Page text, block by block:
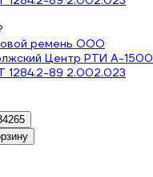
ремень ООО
Центр РТИ А-1500
1284.2-89 2.002.023